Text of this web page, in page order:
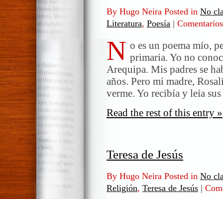
By Hugo Neira Posted in No
Literatura, Poesía |
N o es un poema mío,
primaria. Yo no
Arequipa. Mis padres se
años. Pero mi madre,
verme. Yo recibía y leía
Read the rest of this entry »
Teresa de Jesús
By Hugo Neira Posted in No
Religión, Teresa de Jesús |